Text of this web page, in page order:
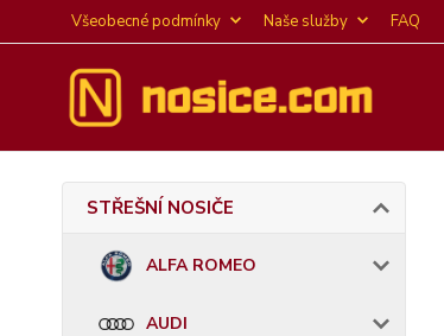
Všeobecné podmínky Naše služby FAQ
STŘEŠNÍ NOSIČE
ALFA ROMEO
AUDI